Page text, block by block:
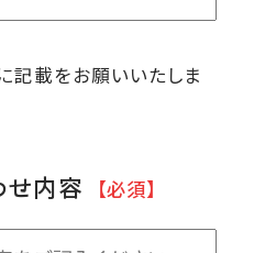
載をお願いいたしま
せ内容 【必須】